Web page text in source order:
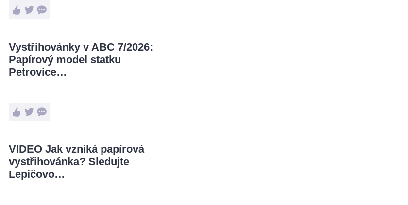
Vystřihovánky v ABC 7/2026:
Papírový model statku
Petrovice…
VIDEO Jak vzniká papírová
vystřihovánka? Sledujte
Lepičovo…